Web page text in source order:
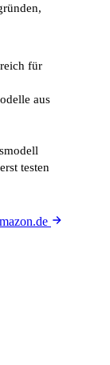
für
aus
testen